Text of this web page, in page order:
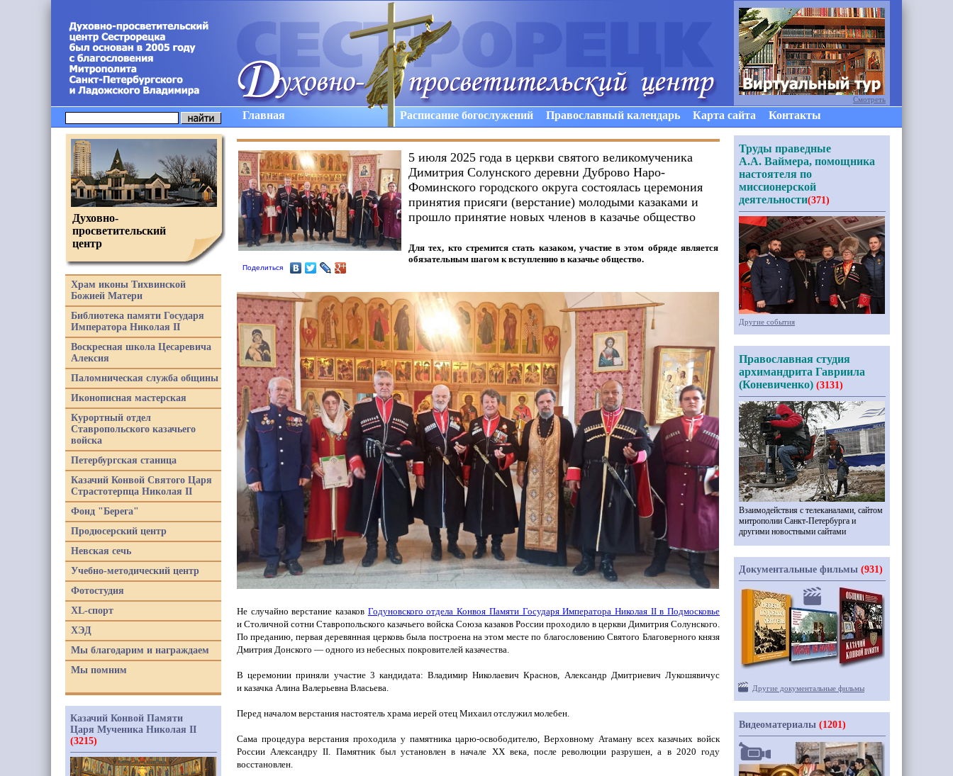
Главная Расписание богослужений Православный календарь Карта сайта Контакты
Поделиться
5 июля 2025 года в церкви святого великомученика
Димитрия Солунского деревни Дуброво Наро-
Фоминского городского округа состоялась церемония
принятия присяги (верстание) молодыми казаками и
прошло принятие новых членов в казачье общество
Для тех, кто стремится стать казаком, участие в этом обряде является
обязательным шагом к вступлению в казачье общество.
Не случайно верстание казаков Годуновского отдела Конвоя Памяти Государя Императора Николая IIв Подмосковье
и Столичной сотни Ставропольского казачьего войска Союза казаков России проходило в церкви Димитрия Солунского.
По преданию, первая деревянная церковь была построена на этом месте по благословению Святого Благоверного князя
Дмитрия Донского — одного из небесных покровителей казачества.
В церемонии приняли участие 3 кандидата: Владимир Николаевич Краснов, Александр Дмитриевич Лукошявичус
и казачка Алина Валерьевна Власьева.
Перед началом верстания настоятель храма иерей отец Михаил отслужил молебен.
Сама процедура верстания проходила у памятника царю-освободителю, Верховному Атаману всех казачьих войск
России Александру II. Памятник был установлен в начале XXвека, после революции разрушен, а в 2020 году
восстановлен.
Духовно-
просветительский
центр
Храм иконы Тихвинской
Божией Матери
Библиотека памяти Государя
Императора Николая II
Воскресная школа Цесаревича
Алексия
Паломническая служба общины
Иконописная мастерская
Курортный отдел
Ставропольского казачьего
войска
Петербургская станица
Казачий Конвой Святого Царя
Страстотерпца Николая II
Фонд "Берега"
Продюсерский центр
Невская сечь
Учебно-методический центр
Фотостудия
XL-спорт
ХЭД
Мы благодарим и награждаем
Мы помним
Казачий Конвой Памяти
Царя Мученика Николая II
(3215)
Смотреть
Труды праведные
А.А. Ваймера, помощника
настоятеля по
миссионерской
деятельности(371)
Другие события
Православная студия
архимандрита Гавриила
(Коневиченко) (3131)
Взаимодействия с телеканалами, сайтом
митрополии Санкт-Петербурга и
другими новостными сайтами
Документальные фильмы (931)
Другие документальные фильмы
Видеоматериалы (1201)